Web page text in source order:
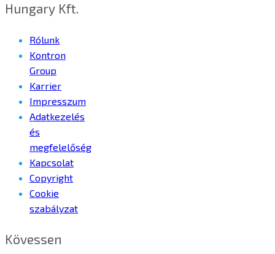
Hungary Kft.
Rólunk
Kontron
Group
Karrier
Impresszum
Adatkezelés
és
megfelelőség
Kapcsolat
Copyright
Cookie
szabályzat
Kövessen